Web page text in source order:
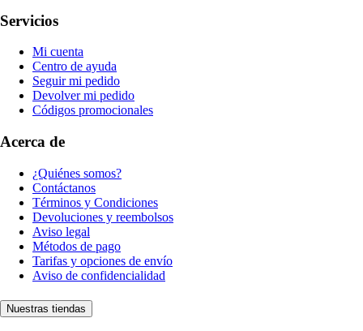
Servicios
Mi cuenta
Centro de ayuda
Seguir mi pedido
Devolver mi pedido
Códigos promocionales
Acerca de
¿Quiénes somos?
Contáctanos
Términos y Condiciones
Devoluciones y reembolsos
Aviso legal
Métodos de pago
Tarifas y opciones de envío
Aviso de confidencialidad
Nuestras tiendas